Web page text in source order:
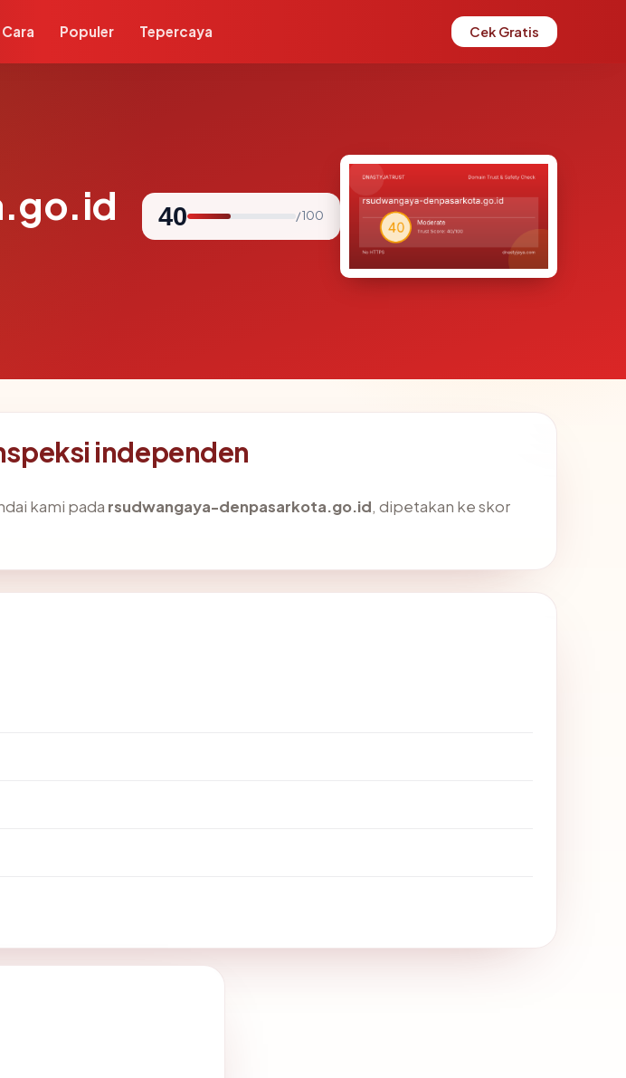
Cara Populer Tepercaya Cek Gratis
40 / 100
independen
kami pada rsudwangaya-denpasarkota.go.id, dipetakan ke skor